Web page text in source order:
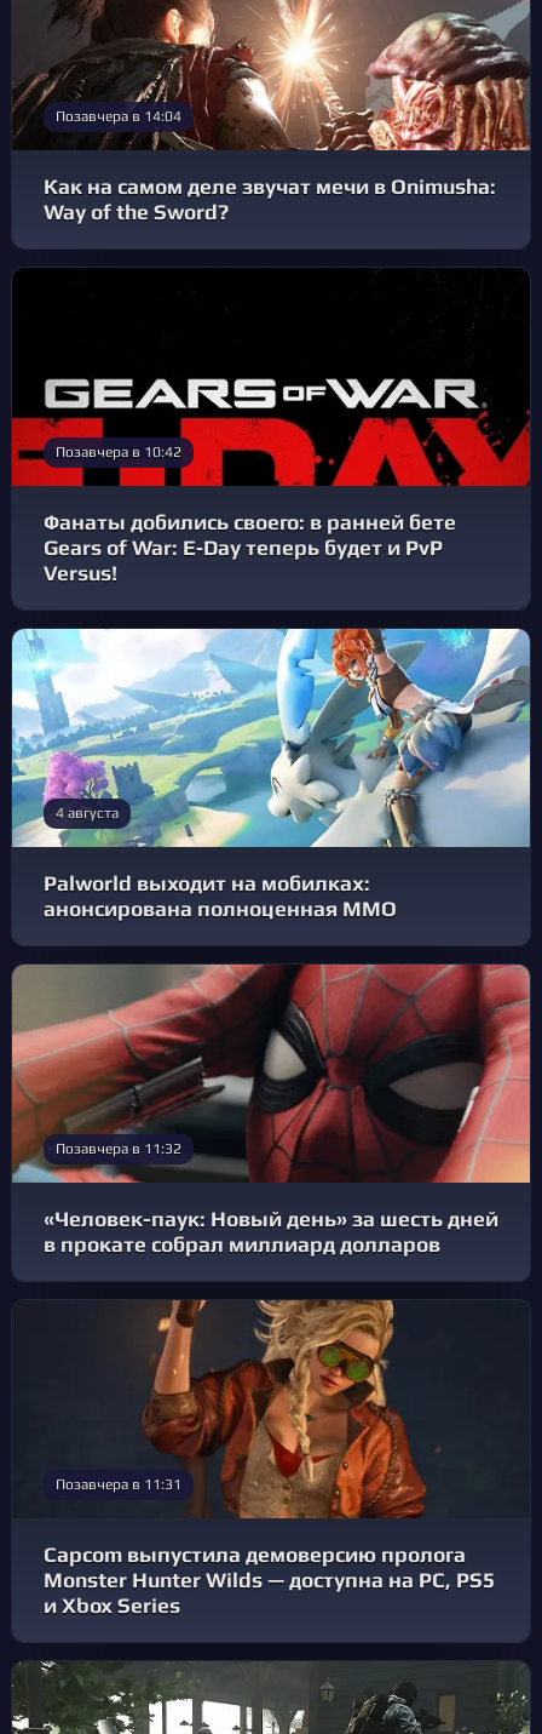
Позавчера в 14:04
Как на самом деле звучат мечи в Onimusha:
Way of the Sword?
Позавчера в 10:42
Фанаты добились своего: в ранней бете
Gears of War: E‑Day теперь будет и PvP
Versus!
4 августа
Palworld выходит на мобилках:
анонсирована полноценная MMO
Позавчера в 11:32
«Человек-паук: Новый день» за шесть дней
в прокате собрал миллиард долларов
Позавчера в 11:31
Capcom выпустила демоверсию пролога
Monster Hunter Wilds — доступна на PC, PS5
и Xbox Series